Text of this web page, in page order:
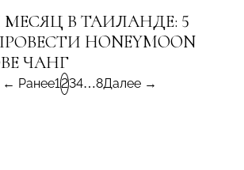
В ТАИЛАНДЕ: 5
HONEYMOON
ЧАНГ
← Ранее1234…8Далее →